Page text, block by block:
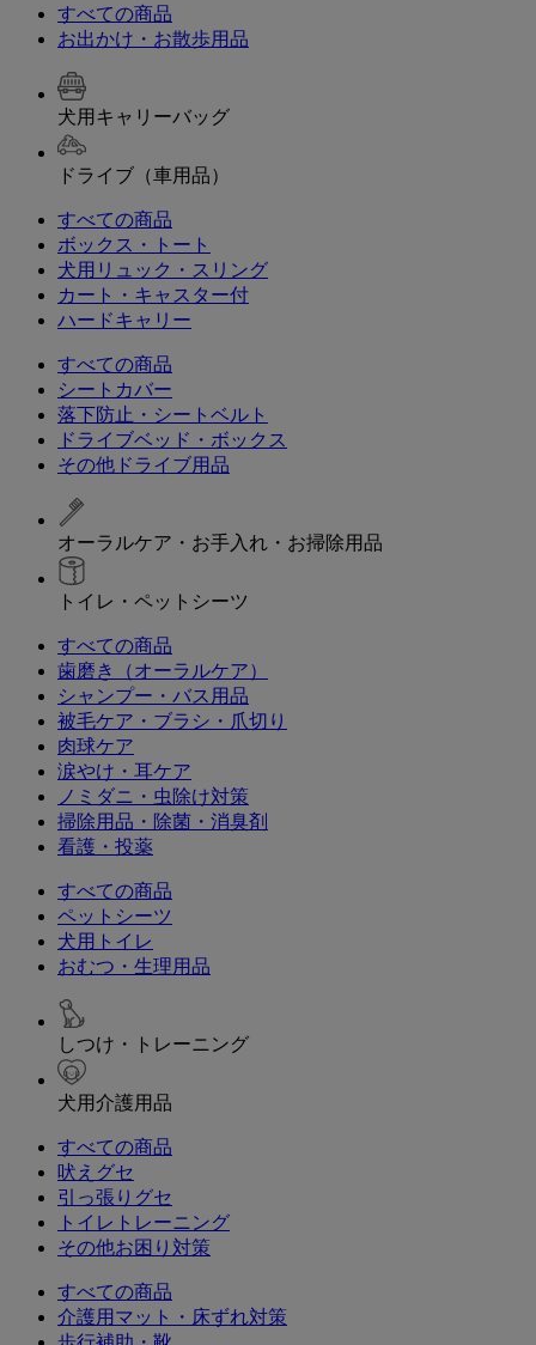
すべての商品
お出かけ・お散歩用品
犬用キャリーバッグ
ドライブ（車用品）
すべての商品
ボックス・トート
犬用リュック・スリング
カート・キャスター付
ハードキャリー
すべての商品
シートカバー
落下防止・シートベルト
ドライブベッド・ボックス
その他ドライブ用品
オーラルケア・お手入れ・お掃除用品
トイレ・ペットシーツ
すべての商品
歯磨き（オーラルケア）
シャンプー・バス用品
被毛ケア・ブラシ・爪切り
肉球ケア
涙やけ・耳ケア
ノミダニ・虫除け対策
掃除用品・除菌・消臭剤
看護・投薬
すべての商品
ペットシーツ
犬用トイレ
おむつ・生理用品
しつけ・トレーニング
犬用介護用品
すべての商品
吠えグセ
引っ張りグセ
トイレトレーニング
その他お困り対策
すべての商品
介護用マット・床ずれ対策